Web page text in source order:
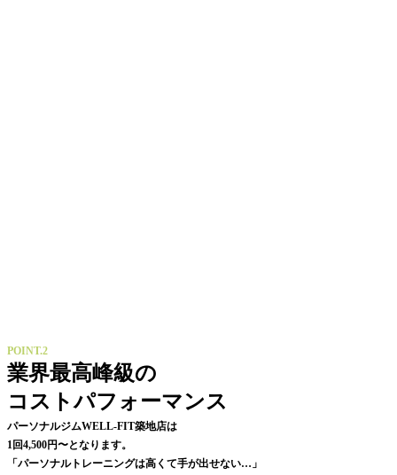
POINT.2
業界最高峰級の
コストパフォーマンス
パーソナルジムWELL-FIT築地店は
1回4,500円〜となります。
「パーソナルトレーニングは高くて手が出せない…」